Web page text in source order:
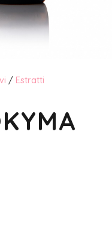
/ Estratti